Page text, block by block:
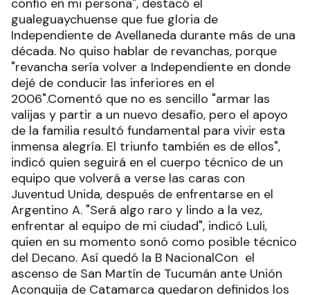
gualeguaychuense que fue gloria de
Independiente de Avellaneda durante más de una
década. No quiso hablar de revanchas, porque
"revancha sería volver a Independiente en donde
dejé de conducir las inferiores en el
2006".Comentó que no es sencillo "armar las
valijas y partir a un nuevo desafío, pero el apoyo
de la familia resultó fundamental para vivir esta
inmensa alegría. El triunfo también es de ellos",
indicó quien seguirá en el cuerpo técnico de un
equipo que volverá a verse las caras con
Juventud Unida, después de enfrentarse en el
Argentino A. "Será algo raro y lindo a la vez,
enfrentar al equipo de mi ciudad", indicó Luli,
quien en su momento sonó como posible técnico
del Decano. Así quedó la B NacionalCon el
ascenso de San Martín de Tucumán ante Unión
Aconquija de Catamarca quedaron definidos los